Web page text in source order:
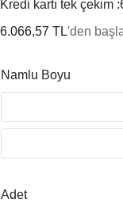
Kredi kartı tek çekim :
6.066,57 TL'den
Namlu Boyu
Adet